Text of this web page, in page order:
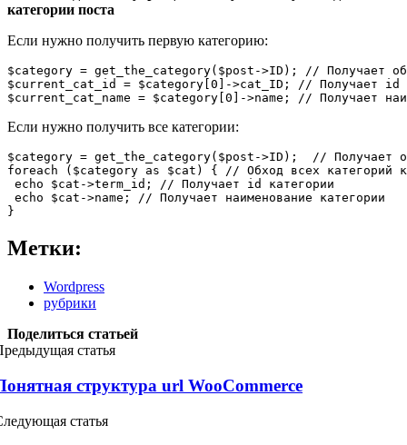
категории поста
Если нужно получить первую категорию:
$category = get_the_category($post->ID); // Получает
$current_cat_id = $category[0]->cat_ID; // Получает id
Если нужно получить все категории:
$category = get_the_category($post->ID);  // Получает
foreach ($category as $cat) { // Обход всех категорий к
echo $cat->term_id; // Получает id категории
echo $cat->name; // Получает наименование категории
Метки:
Wordpress
рубрики
Поделиться статьей
статья
структура url WooCommerce
статья